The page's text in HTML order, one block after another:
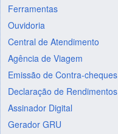
Ferramentas
Ouvidoria
Central de Atendimento
Agência de Viagem
Emissão de Contra-cheques
Declaração de Rendimentos
Assinador Digital
Gerador GRU